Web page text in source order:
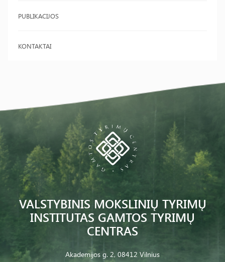
PUBLIKACIJOS
KONTAKTAI
VALSTYBINIS MOKSLINIŲ TYRIMŲ
INSTITUTAS GAMTOS TYRIMŲ
CENTRAS
Akademijos g. 2, 08412 Vilnius